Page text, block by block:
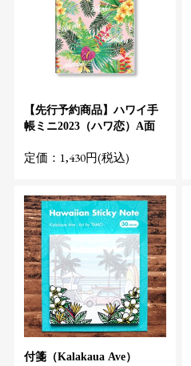
【先行予約商品】ハワイ手
帳ミニ2023（ハワ恋）A面
定価：1,430円(税込)
付箋（Kalakaua Ave）